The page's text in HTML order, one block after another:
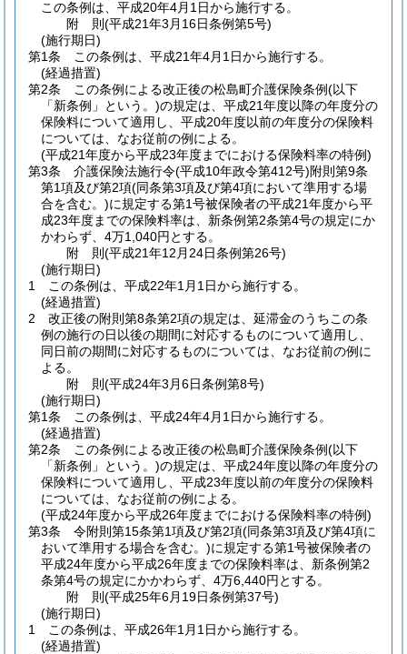
この条例は、平成20年4月1日から施行する。
附 則(平成21年3月16日条例第5号)
(施行期日)
第1条
この条例は、平成21年4月1日から施行する。
(経過措置)
第2条
この条例による改正後の松島町介護保険条例(以下
「新条例」という。)の規定は、平成21年度以降の年度分の
保険料について適用し、平成20年度以前の年度分の保険料
については、なお従前の例による。
(平成21年度から平成23年度までにおける保険料率の特例)
第3条
介護保険法施行令(平成10年政令第412号)附則第9条
第1項及び第2項(同条第3項及び第4項において準用する場
合を含む。)に規定する第1号被保険者の平成21年度から平
成23年度までの保険料率は、新条例第2条第4号の規定にか
かわらず、4万1,040円とする。
附 則(平成21年12月24日条例第26号)
(施行期日)
1
この条例は、平成22年1月1日から施行する。
(経過措置)
2
改正後の附則第8条第2項の規定は、延滞金のうちこの条
例の施行の日以後の期間に対応するものについて適用し、
同日前の期間に対応するものについては、なお従前の例に
よる。
附 則(平成24年3月6日条例第8号)
(施行期日)
第1条
この条例は、平成24年4月1日から施行する。
(経過措置)
第2条
この条例による改正後の松島町介護保険条例(以下
「新条例」という。)の規定は、平成24年度以降の年度分の
保険料について適用し、平成23年度以前の年度分の保険料
については、なお従前の例による。
(平成24年度から平成26年度までにおける保険料率の特例)
第3条
令附則第15条第1項及び第2項(同条第3項及び第4項に
おいて準用する場合を含む。)に規定する第1号被保険者の
平成24年度から平成26年度までの保険料率は、新条例第2
条第4号の規定にかかわらず、4万6,440円とする。
附 則(平成25年6月19日条例第37号)
(施行期日)
1
この条例は、平成26年1月1日から施行する。
(経過措置)